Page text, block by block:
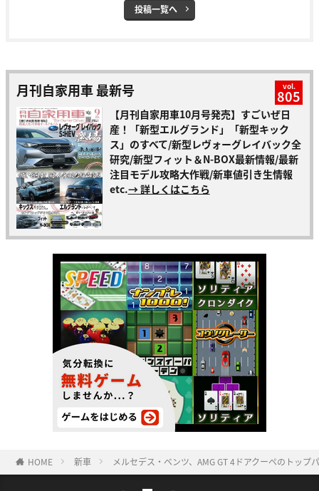
投稿一覧へ
月刊自家用車 最新号 vol.
805
【月刊自家用車10月号発売】すごいぜ日
産！「新型エルグランド」「新型キック
ス」のすべて/新型レヴォーグレイバック全
研究/新型フィット＆N-BOX最新情報/最新
注目モデル攻略大作戦/新車値引き生情報
etc.→ 詳しくはこちら
HOME 新車 メルセデス・ベンツ、AMG GT 4ドアクーペのトップ